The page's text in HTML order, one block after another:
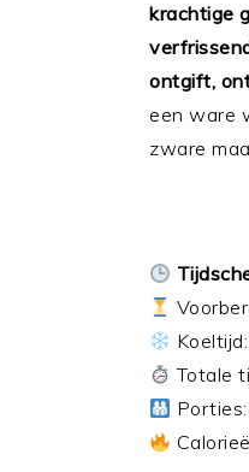
krachtige
ontgift,
een ware
zware
Totale